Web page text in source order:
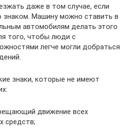
даже в том случае, если
знаком. Машину можно ставить в
автомобилям делать этого
того, чтобы люди с
легче могли добраться
знаки, которые не имеют
движение всех
средств;